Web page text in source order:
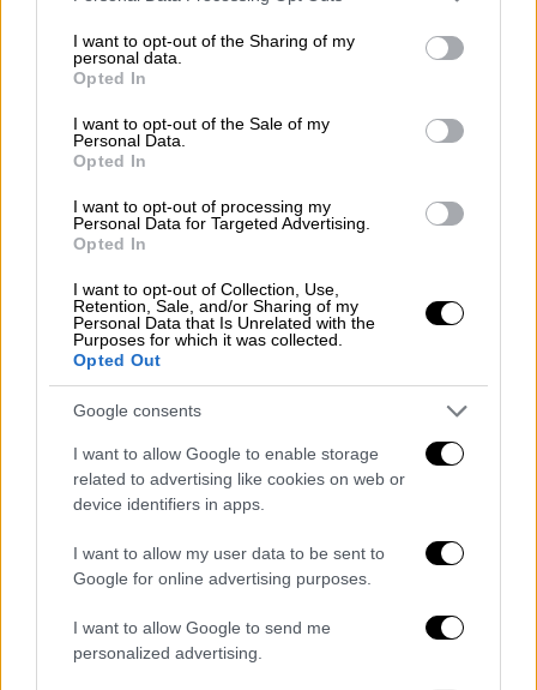
not limited to your visit or usage behaviour. You may click to
grant or deny consent to Google and its third-party tags to
use your data for below specified purposes in below Google
consent section.
I want to opt-out of the Sharing of my
personal data.
Opted In
I want to opt-out of the Sale of my
Personal Data.
Opted In
I want to opt-out of processing my
Personal Data for Targeted Advertising.
Opted In
I want to opt-out of Collection, Use,
Retention, Sale, and/or Sharing of my
Personal Data that Is Unrelated with the
Purposes for which it was collected.
Opted Out
Google consents
I want to allow Google to enable storage
related to advertising like cookies on web or
device identifiers in apps.
I want to allow my user data to be sent to
Google for online advertising purposes.
I want to allow Google to send me
personalized advertising.
ΔΙΑΒΑΣΤΕ ΕΠΙΣΗΣ
Πολιτικό Παρασκήνιο
Ποιοι έβαλαν Ανδρουλάκη, Γεωργιάδη
και Κωνσταντοπούλου να καθίσουν
στο ίδιο τραπέζι
θραύση, εσύ;» αναφέρει ο Αλέξης Τσίπρας σε
σχετική του ανάρτηση.